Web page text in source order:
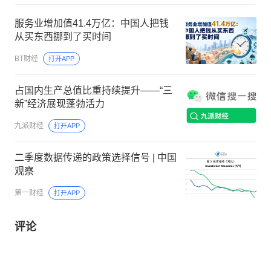
服务业增加值41.4万亿：中国人把钱
从买东西挪到了买时间
BT财经 打开APP
占国内生产总值比重持续提升——“三
新”经济展现蓬勃活力
九派财经 打开APP
二季度数据传递的政策选择信号 | 中国
观察
第一财经 打开APP
评论